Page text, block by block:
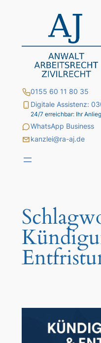
0155 60 11 80 35
Digitale Assistenz:
24/7 erreichbar: Ihr
WhatsApp Business
kanzlei@ra-aj.de